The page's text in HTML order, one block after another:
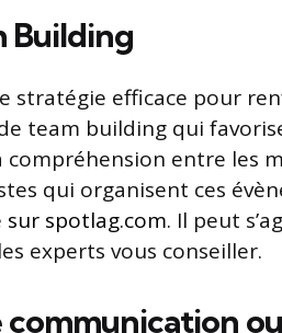
Building
stratégie efficace pour
team building qui
entre les
qui organisent ces
spotlag.com. Il peut
experts vous conseiller.
communication